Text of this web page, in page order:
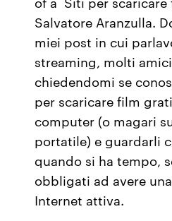
Salvatore Aranzulla.
miei post in cui
streaming, molti
chiedendomi se
per scaricare film
computer (o magari
portatile) e guardarli
quando si ha tempo,
obbligati ad avere
Internet attiva.